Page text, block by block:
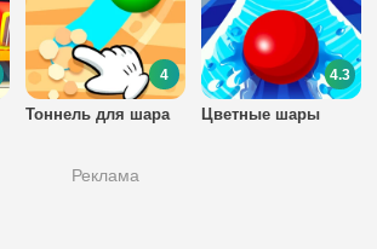
Тоннель для шара
4
Цветные шары
4.3
Реклама